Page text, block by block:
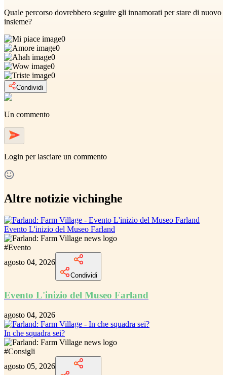
Quale percorso dovrebbero seguire gli innamorati per stare di nuovo
insieme?
0
0
0
0
0
Condividi
Un commento
Login per lasciare un commento
Altre notizie vichinghe
Evento L'inizio del Museo Farland
#Evento
agosto 04, 2026
Condividi
Evento L'inizio del Museo Farland
agosto 04, 2026
In che squadra sei?
#Consigli
agosto 05, 2026